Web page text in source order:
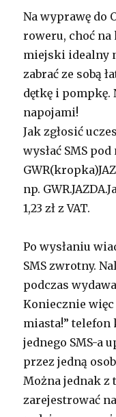
Na wyprawę do
roweru, choć
miejski idealny
zabrać ze sobą
dętkę i pompkę.
napojami!
Jak zgłosić
wysłać SMS
np.
1,23 zł z VAT.
Po wysłaniu
SMS zwrotny.
podczas
Koniecznie więc
miasta!” telefon
jednego SMS-a
przez jedną
Można jednak z
zarejestrować